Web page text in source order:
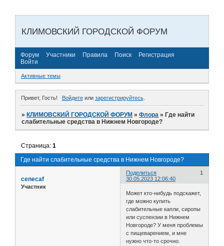
КЛИМОВСКИЙ ГОРОДСКОЙ ФОРУМ
Форум Участники Правила Поиск
Регистрация
Войти
Активные темы
Привет, Гость! Войдитеили зарегистрируйтесь.
»КЛИМОВСКИЙ ГОРОДСКОЙ ФОРУМ »Флора »Где найти
слабительные средства в Нижнем Новгороде?
Где найти слабительные средства в Нижнем Новгороде?
Страница:1
Поделиться
1
30.05.2023 12:06:40
cenecaf
Участник
Может кто-нибудь подскажет,
где можно купить
слабительные капли, сиропы
или суспензии в Нижнем
Новгороде? У меня проблемы
с пищеварением, и мне
нужно что-то срочно.